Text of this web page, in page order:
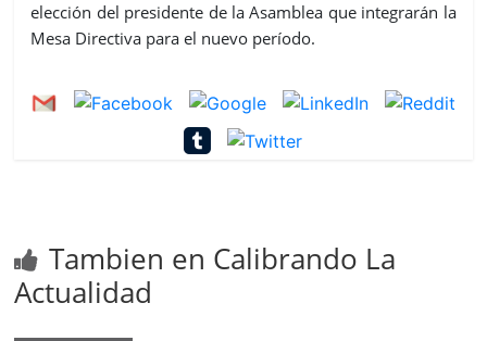
elección del presidente de la Asamblea que integrarán la
Mesa Directiva para el nuevo período.
Tambien en Calibrando La
Actualidad